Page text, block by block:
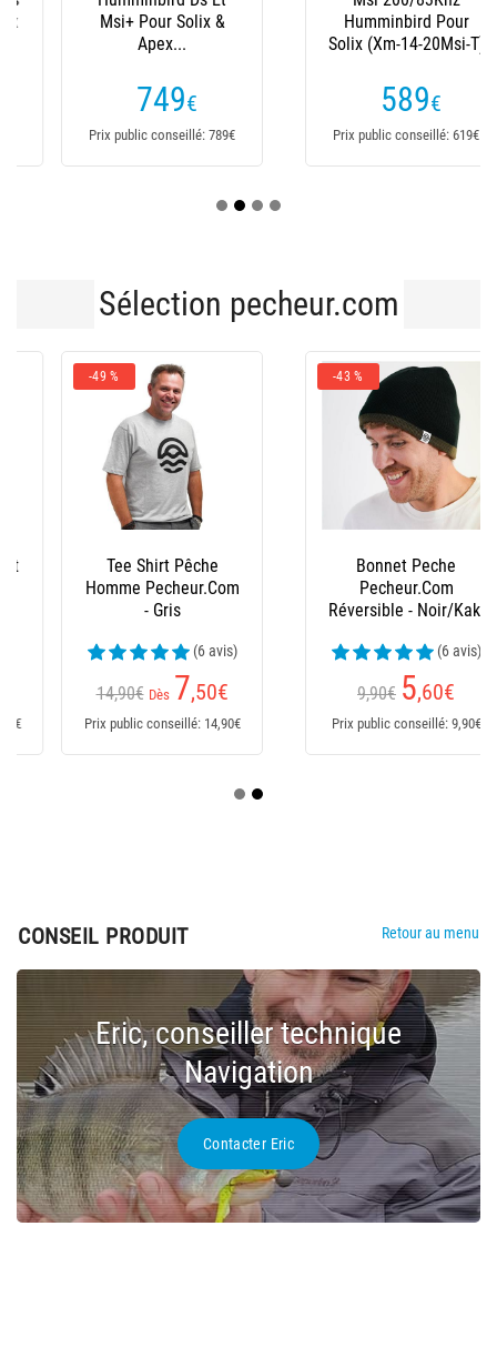
Msi+ Pour Solix &
Apex...
749€
Prix public conseillé: 789€
Humminbird Pour
Solix (Xm-14-20Msi-T)
589€
Prix public conseillé: 619€
Sélection pecheur.com
Tee Shirt Pêche
Homme Pecheur.Com
- Gris
(6 avis)
14,90€ Dès 7,50€
Prix public conseillé: 14,90€
Bonnet Peche
Pecheur.Com
Réversible - Noir/Kaki
(6 avis)
9,90€ 5,60€
Prix public conseillé: 9,90€
CONSEIL PRODUIT Retour au menu
Eric, conseiller technique
Navigation
Contacter Eric